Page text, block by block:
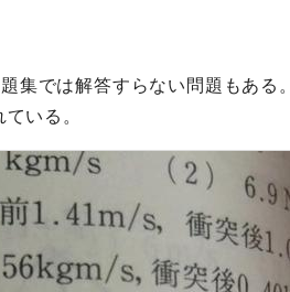
集では解答すらない問題もある。
いる。